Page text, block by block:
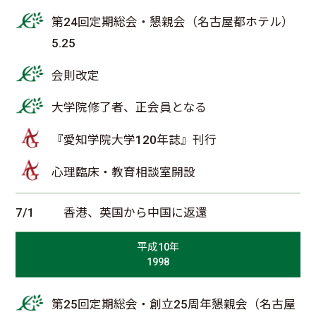
第24回定期総会・懇親会（名古屋都ホテル）
5.25
会則改定
大学院修了者、正会員となる
『愛知学院大学120年誌』刊行
心理臨床・教育相談室開設
7/1 香港、英国から中国に返還
平成10年
1998
第25回定期総会・創立25周年懇親会（名古屋